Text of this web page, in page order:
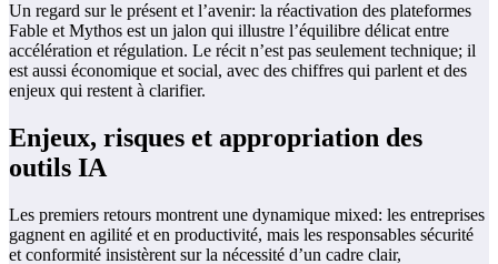
Un regard sur le présent et l’avenir: la réactivation des plateformes
Fable et Mythos est un jalon qui illustre l’équilibre délicat entre
accélération et régulation. Le récit n’est pas seulement technique; il
est aussi économique et social, avec des chiffres qui parlent et des
enjeux qui restent à clarifier.
Enjeux, risques et appropriation des
outils IA
Les premiers retours montrent une dynamique mixed: les entreprises
gagnent en agilité et en productivité, mais les responsables sécurité
et conformité insistèrent sur la nécessité d’un cadre clair,